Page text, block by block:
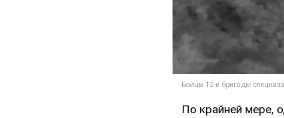
По крайней мере,